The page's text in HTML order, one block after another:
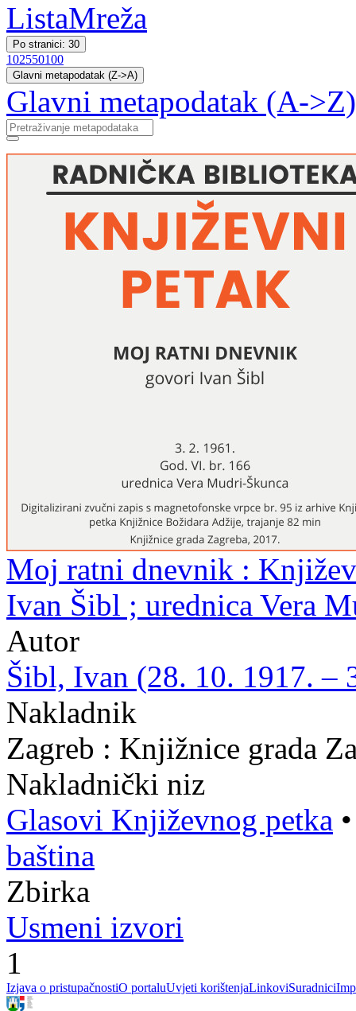
ListaMreža
Po stranici: 30
102550100
Glavni metapodatak (Z->A)
Glavni metapodatak (A->Z)
Moj ratni dnevnik :
Ivan Šibl ; urednica Vera
Autor
Šibl, Ivan (28. 10. 1917. –
Nakladnik
Zagreb : Knjižnice grada
Nakladnički niz
Glasovi Književnog petka
baština
Zbirka
Usmeni izvori
1
Izjava o pristupačnostiO portaluUvjeti korištenjaLinkoviSuradnici